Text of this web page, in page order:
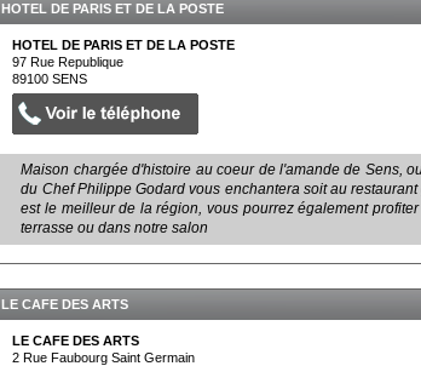
HOTEL DE PARIS ET DE LA POSTE
HOTEL DE PARIS ET DE LA POSTE
97 Rue Republique
89100SENS
Maison chargée d'histoire au coeur de l'amande de Sens,
du Chef Philippe Godard vous enchantera soit au
est le meilleur de la région, vous pourrez également
terrasse ou dans notre salon
LE CAFE DES ARTS
LE CAFE DES ARTS
2 Rue Faubourg Saint Germain